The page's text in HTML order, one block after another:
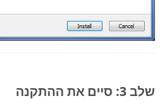
שלב 3: סיים את ההתקנה